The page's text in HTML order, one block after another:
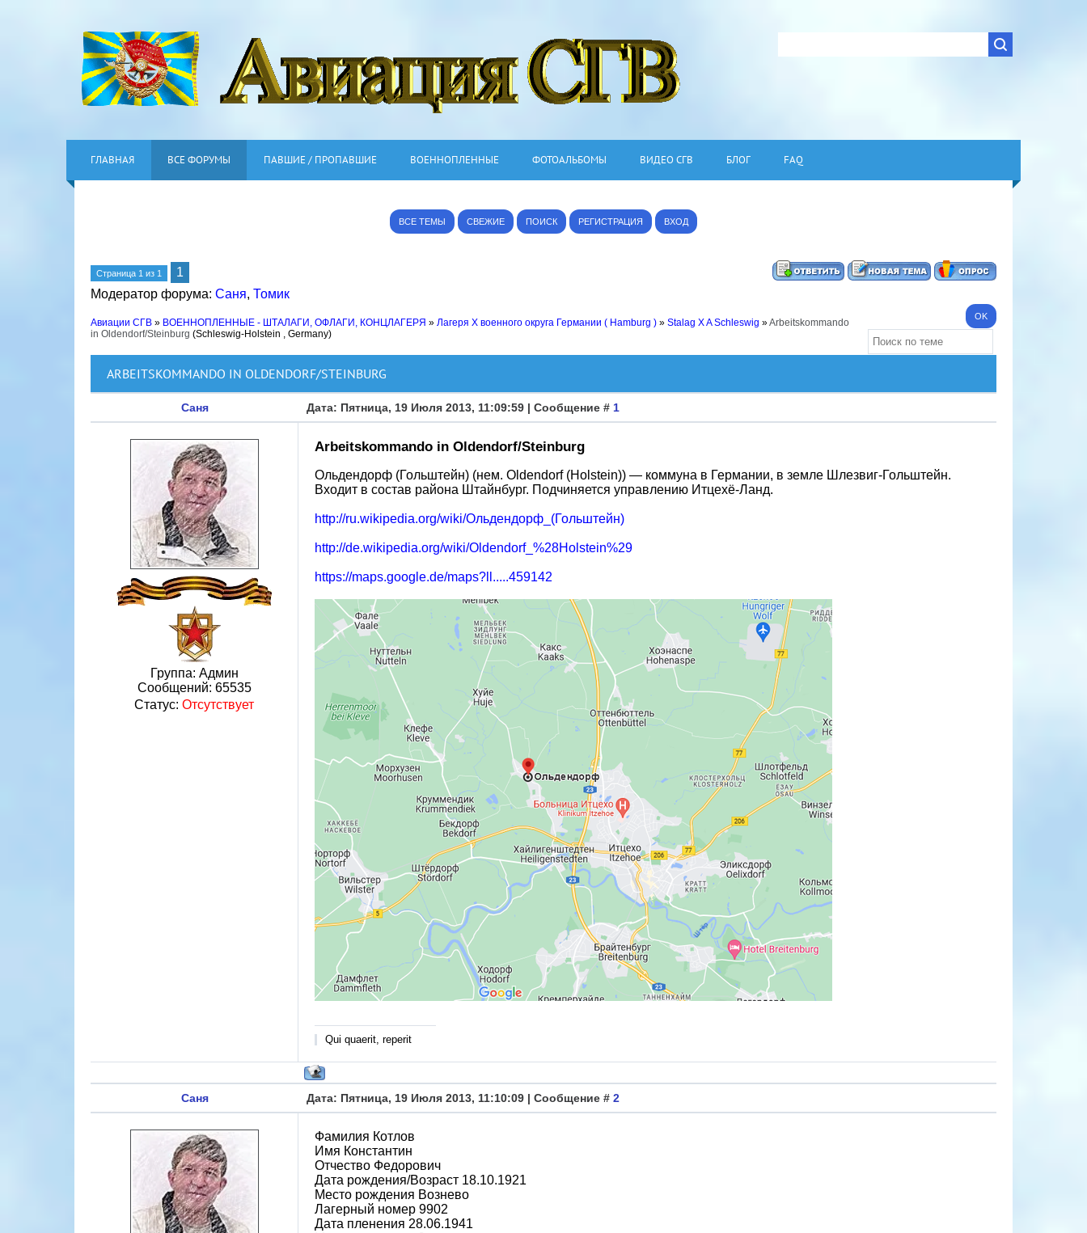
ГЛАВНАЯ ВСЕ ФОРУМЫ ПАВШИЕ / ПРОПАВШИЕ ВОЕННОПЛЕННЫЕ ФОТОАЛЬБОМЫ ВИДЕО СГВ БЛОГ FAQ
ВСЕ ТЕМЫ СВЕЖИЕ ПОИСК РЕГИСТРАЦИЯ ВХОД
Страница 1 из 1
1
Модератор форума: Саня, Томик
Авиации СГВ » ВОЕННОПЛЕННЫЕ - ШТАЛАГИ, ОФЛАГИ, КОНЦЛАГЕРЯ » Лагеря X военного округа Германии ( Hamburg ) » Stalag X A Schleswig »Arbeitskommando
in Oldendorf/Steinburg (Schleswig-Holstein , Germany)
ARBEITSKOMMANDO IN OLDENDORF/STEINBURG
Саня Дата: Пятница, 19 Июля 2013, 11:09:59 | Сообщение # 1
Группа: Админ
Сообщений: 65535
Статус: Отсутствует
Arbeitskommando in Oldendorf/Steinburg
Ольдендорф (Гольштейн) (нем. Oldendorf (Holstein)) — коммуна в Германии, в земле Шлезвиг-Гольштейн.
Входит в состав района Штайнбург. Подчиняется управлению Итцехё-Ланд.
http://ru.wikipedia.org/wiki/Ольдендорф_(Гольштейн)
http://de.wikipedia.org/wiki/Oldendorf_%28Holstein%29
https://maps.google.de/maps?ll.....459142
Qui quaerit, reperit
Саня Дата: Пятница, 19 Июля 2013, 11:10:09 | Сообщение # 2
Фамилия Котлов
Имя Константин
Отчество Федорович
Дата рождения/Возраст 18.10.1921
Место рождения Вознево
Лагерный номер 9902
Дата пленения 28.06.1941